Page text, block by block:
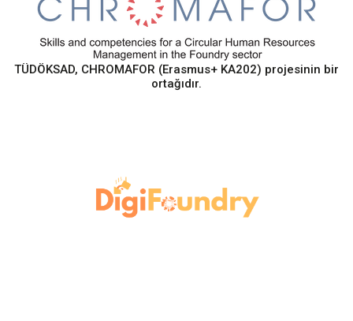
TÜDÖKSAD, CHROMAFOR (Erasmus+ KA202) projesinin bir
ortağıdır.